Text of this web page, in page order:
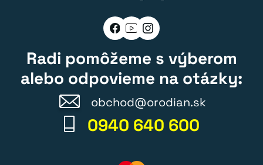
Radi pomôžeme s výberom
alebo odpovieme na otázky:
obchod@orodian.sk
0940 640 600